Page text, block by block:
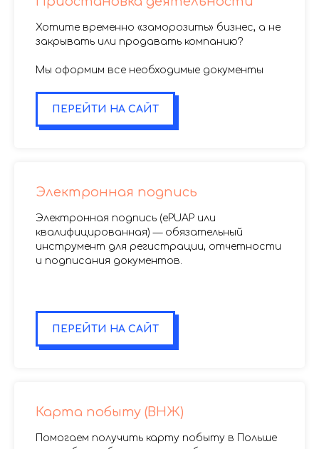
Хотите временно «заморозить» бизнес, а не
закрывать или продавать компанию?
Мы оформим все необходимые документы
ПЕРЕЙТИ НА САЙТ
Электронная подпись
Электронная подпись (ePUAP или
квалифицированная) — обязательный
инструмент для регистрации, отчетности
и подписания документов.
ПЕРЕЙТИ НА САЙТ
Карта побыту (ВНЖ)
Помогаем получить карту побыту в Польше